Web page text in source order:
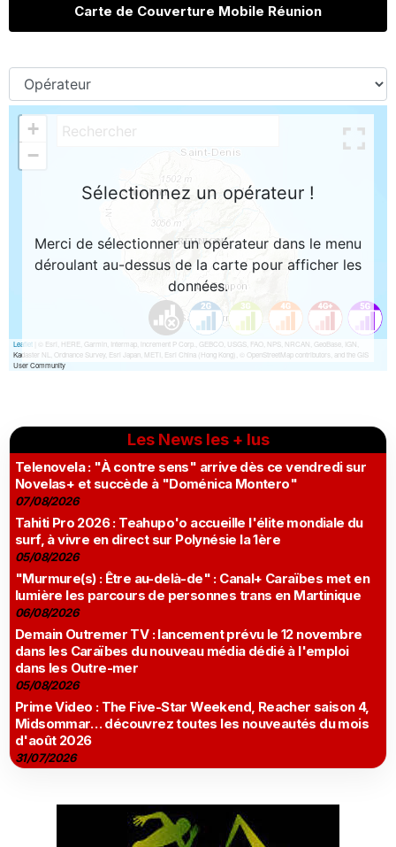
Carte de Couverture Mobile Réunion
Les News les + lus
Telenovela : "À contre sens" arrive dès ce vendredi sur
Novelas+ et succède à "Doménica Montero"
07/08/2026
Tahiti Pro 2026 : Teahupo'o accueille l'élite mondiale du
surf, à vivre en direct sur Polynésie la 1ère
05/08/2026
"Murmure(s) : Être au-delà-de" : Canal+ Caraïbes met en
lumière les parcours de personnes trans en Martinique
06/08/2026
Demain Outremer TV : lancement prévu le 12 novembre
dans les Caraïbes du nouveau média dédié à l'emploi
dans les Outre-mer
05/08/2026
Prime Video : The Five-Star Weekend, Reacher saison 4,
Midsommar… découvrez toutes les nouveautés du mois
d'août 2026
31/07/2026